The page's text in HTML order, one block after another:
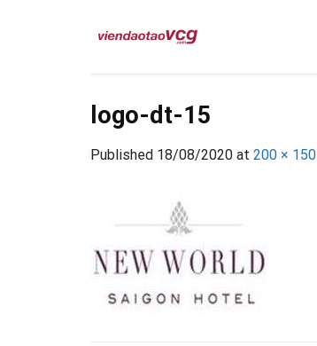
logo-dt-15
Published 18/08/2020 at 200 × 150